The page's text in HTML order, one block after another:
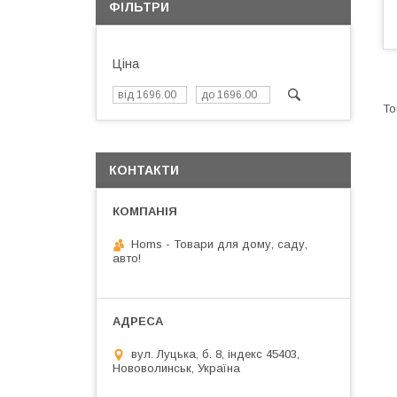
ФІЛЬТРИ
Ціна
КОНТАКТИ
Homs - Товари для дому, саду,
авто!
вул. Луцька, б. 8, індекс 45403,
Нововолинськ, Україна